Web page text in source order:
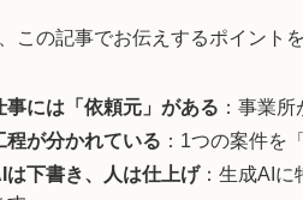
この記事でお伝えするポイント
事には「依頼元」がある ：事業
程が分かれている ：1つの案件を
は下書き、人は仕上げ：生成AIに